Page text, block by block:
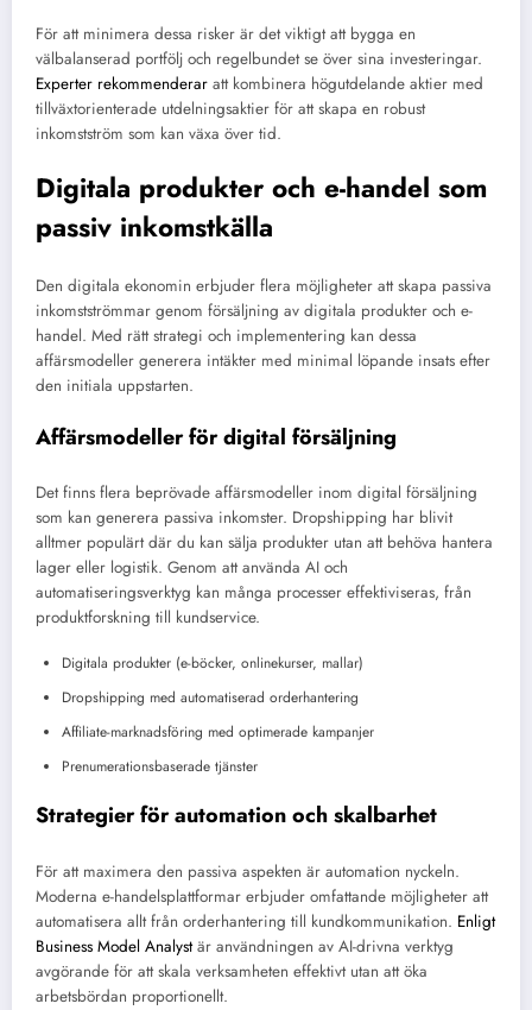
För att minimera dessa risker är det viktigt att bygga en
välbalanserad portfölj och regelbundet se över sina investeringar.
Experter rekommenderar att kombinera högutdelande aktier med
tillväxtorienterade utdelningsaktier för att skapa en robust
inkomstström som kan växa över tid.
Digitala produkter och e-handel som
passiv inkomstkälla
Den digitala ekonomin erbjuder flera möjligheter att skapa passiva
inkomstströmmar genom försäljning av digitala produkter och e-
handel. Med rätt strategi och implementering kan dessa
affärsmodeller generera intäkter med minimal löpande insats efter
den initiala uppstarten.
Affärsmodeller för digital försäljning
Det finns flera beprövade affärsmodeller inom digital försäljning
som kan generera passiva inkomster. Dropshipping har blivit
alltmer populärt där du kan sälja produkter utan att behöva hantera
lager eller logistik. Genom att använda AI och
automatiseringsverktyg kan många processer effektiviseras, från
produktforskning till kundservice.
Digitala produkter (e-böcker, onlinekurser, mallar)
Dropshipping med automatiserad orderhantering
Affiliate-marknadsföring med optimerade kampanjer
Prenumerationsbaserade tjänster
Strategier för automation och skalbarhet
För att maximera den passiva aspekten är automation nyckeln.
Moderna e-handelsplattformar erbjuder omfattande möjligheter att
automatisera allt från orderhantering till kundkommunikation. Enligt
Business Model Analystär användningen av AI-drivna verktyg
avgörande för att skala verksamheten effektivt utan att öka
arbetsbördan proportionellt.